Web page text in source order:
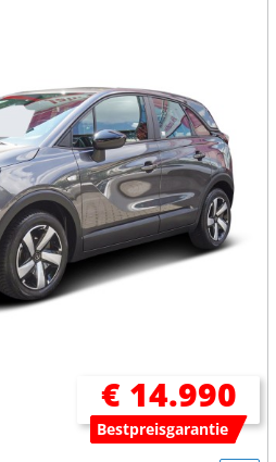
€ 14.990
Bestpreisgarantie